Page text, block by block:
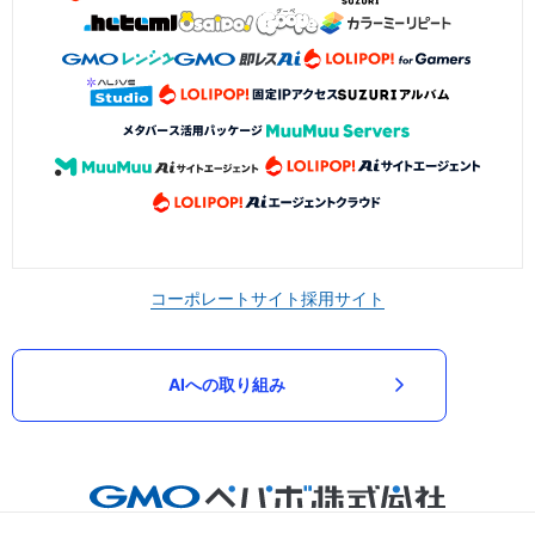
コーポレートサイト採用サイト
AIへの取り組み